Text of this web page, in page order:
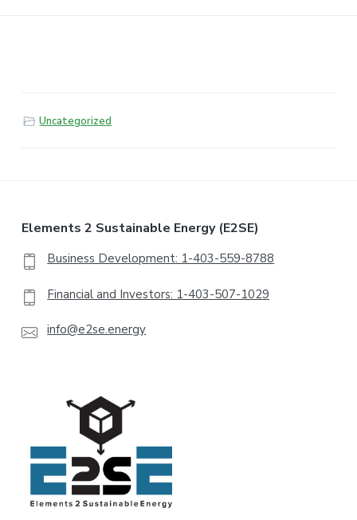
Uncategorized
Elements 2 Sustainable Energy (E2SE)
Business Development: 1-403-559-8788
Financial and Investors: 1-403-507-1029
info@e2se.energy